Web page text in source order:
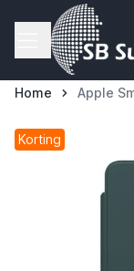
Ga naar de inhoud
Home Apple
Korting